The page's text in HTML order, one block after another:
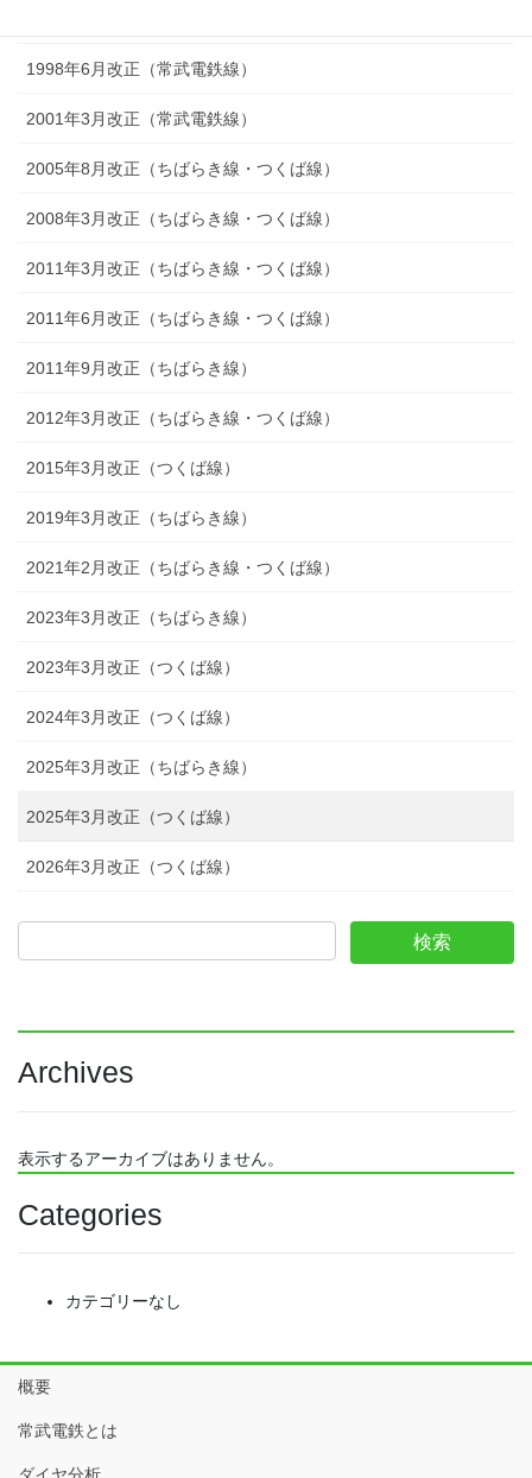
1998年6月改正（常武電鉄線）
2001年3月改正（常武電鉄線）
2005年8月改正（ちばらき線・つくば線）
2008年3月改正（ちばらき線・つくば線）
2011年3月改正（ちばらき線・つくば線）
2011年6月改正（ちばらき線・つくば線）
2011年9月改正（ちばらき線）
2012年3月改正（ちばらき線・つくば線）
2015年3月改正（つくば線）
2019年3月改正（ちばらき線）
2021年2月改正（ちばらき線・つくば線）
2023年3月改正（ちばらき線）
2023年3月改正（つくば線）
2024年3月改正（つくば線）
2025年3月改正（ちばらき線）
2025年3月改正（つくば線）
2026年3月改正（つくば線）
Archives
表示するアーカイブはありません。
Categories
カテゴリーなし
概要
常武電鉄とは